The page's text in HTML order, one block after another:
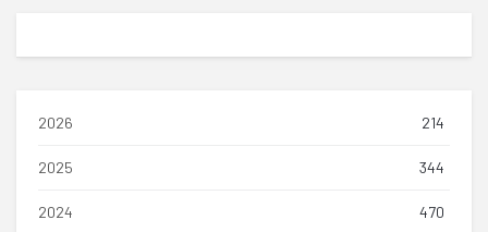
2026 214
2025 344
2024 470